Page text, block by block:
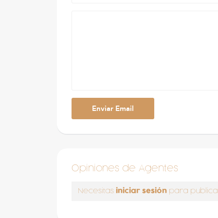
Opiniones de Agentes
Necesitas iniciar sesión para